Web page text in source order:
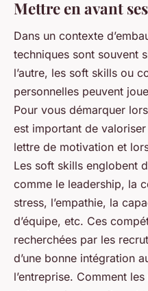
Mettre en avant
Dans un contexte
techniques sont souvent
l’autre, les soft skills ou
personnelles peuvent
Pour vous démarquer
est important de
lettre de motivation et
Les soft skills englobent
comme le leadership, la
stress, l’empathie, la
d’équipe, etc. Ces
recherchées par les
d’une bonne intégration
l’entreprise. Comment